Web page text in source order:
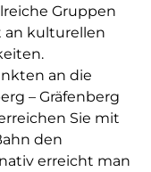
Gruppen
an kulturellen
an die
– Gräfenberg
Sie mit
den
erreicht man